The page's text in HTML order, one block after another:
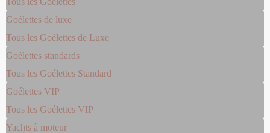
Goélettes de luxe
Tous les Goélettes de Luxe
Goélettes standards
Tous les Goélettes Standard
Goélettes VIP
Tous les Goélettes VIP
Yachts à moteur